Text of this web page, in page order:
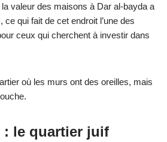
valeur des maisons à Dar al-bayda a
qui fait de cet endroit l’une des
ceux qui cherchent à investir dans
où les murs ont des oreilles, mais
: le quartier juif